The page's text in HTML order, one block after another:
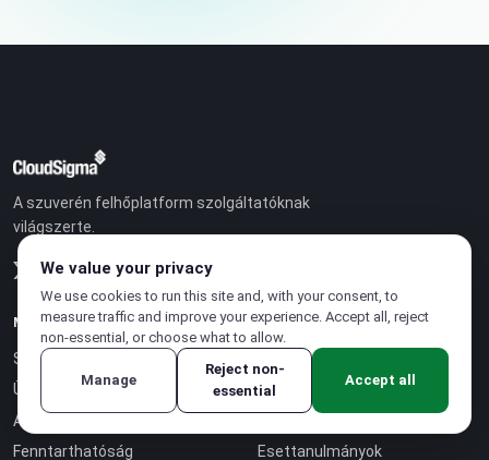
A szuverén felhőplatform szolgáltatóknak
világszerte.
MEGOLDÁSOK
Szuverén felhő
Üzleti modell
Árazás
Fenntarthatóság
VÁLLALAT
Partnerprogram
Karrier
Esettanulmányok
We value your privacy
We use cookies to run this site and, with your consent, to
measure traffic and improve your experience. Accept all, reject
non-essential, or choose what to allow.
Manage
Reject non-
essential
Accept all